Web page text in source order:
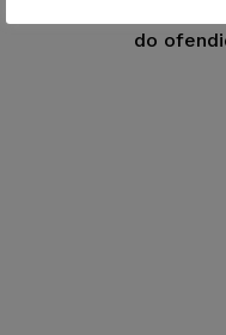
do